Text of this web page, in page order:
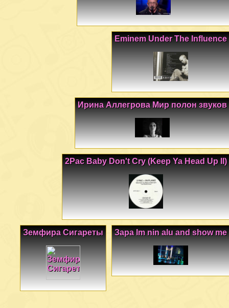
Eminem Under The Influence
Ирина Аллегрова Мир полон звуков
2Pac Baby Don't Cry (Keep Ya Head Up II)
Зара Im nin alu and show me
Земфира Сигареты